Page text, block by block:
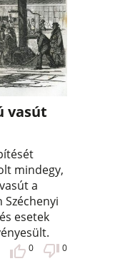
vasút
mindegy,
a
esetek
0 0